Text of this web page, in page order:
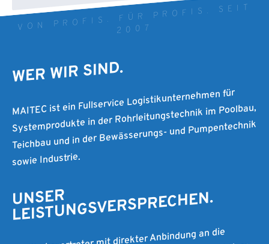
VON PROFIS. FÜR PROFIS. SEIT
2007
WER WIR SIND.
MAITEC ist ein Fullservice Logistikunternehmen für
Systemprodukte in der Rohrleitungstechnik im Poolbau,
Teichbau und in der Bewässerungs- und Pumpentechnik
sowie Industrie.
UNSER
LEISTUNGSVERSPRECHEN.